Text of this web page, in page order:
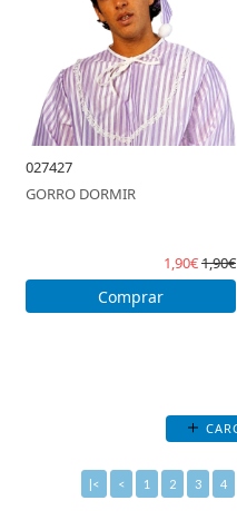
027427
GORRO DORMIR
1,90€1,90€
Comprar
|< < 1 2 3 4